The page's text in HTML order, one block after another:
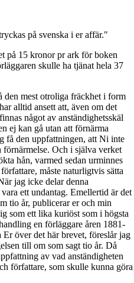
på svenska i er affär."
på 15 kronor pr ark för boken
skulle ha tjänat hela 37
den mest otroliga fräckhet i form
alltid ansett att, även om det
något av anständighetsskäl
ej kan gå utan att förnärma
få den uppfattningen, att Ni inte
Och i själva verket
hån, varmed sedan urminnes
måste naturligtvis sätta
jag icke delar denna
ett undantag. Emellertid är det
tio år, publicerar er och min
som ett lika kuriöst som i högsta
en förläggare åren 1881-
över det här brevet, föreslår jag
till om som sagt tio år. Då
av vad anständigheten
författare, som skulle kunna göra